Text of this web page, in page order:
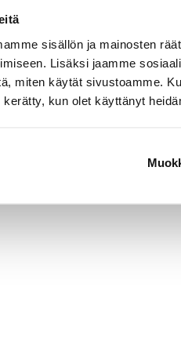
sisällön ja mainosten
Lisäksi jaamme
miten käytät sivustoamme.
kun olet käyttänyt